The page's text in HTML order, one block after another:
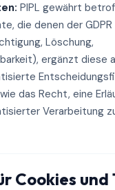
PIPL gewährt
die denen der GDPR
Löschung,
ergänzt diese
das Recht, eine
Verarbeitung
Cookies und